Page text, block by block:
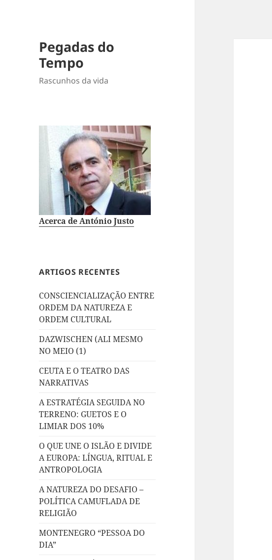
Pegadas do
Tempo
Rascunhos da vida
Acerca de António Justo
ARTIGOS RECENTES
CONSCIENCIALIZAÇÃO ENTRE
ORDEM DA NATUREZA E
ORDEM CULTURAL
DAZWISCHEN (ALI MESMO
NO MEIO (1)
CEUTA E O TEATRO DAS
NARRATIVAS
A ESTRATÉGIA SEGUIDA NO
TERRENO: GUETOS E O
LIMIAR DOS 10%
O QUE UNE O ISLÃO E DIVIDE
A EUROPA: LÍNGUA, RITUAL E
ANTROPOLOGIA
A NATUREZA DO DESAFIO –
POLÍTICA CAMUFLADA DE
RELIGIÃO
MONTENEGRO “PESSOA DO
DIA”